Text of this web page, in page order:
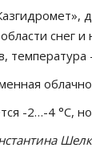
снег и
температура
-2…-4 °C,